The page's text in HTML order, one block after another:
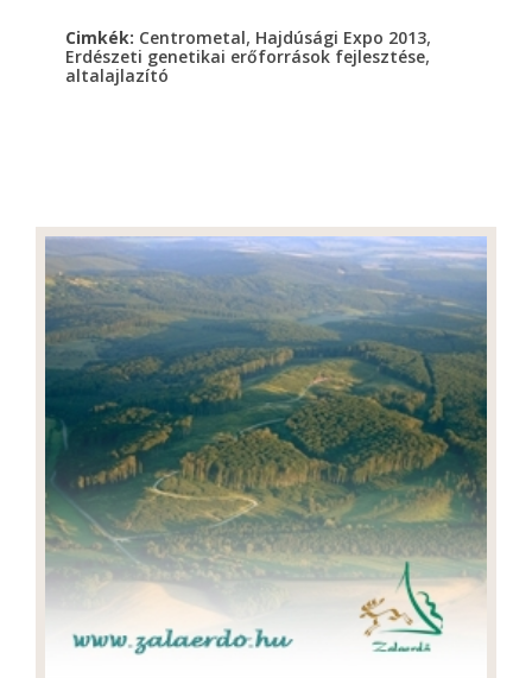
Cimkék: Centrometal, Hajdúsági Expo 2013,
Erdészeti genetikai erőforrások fejlesztése,
altalajlazító